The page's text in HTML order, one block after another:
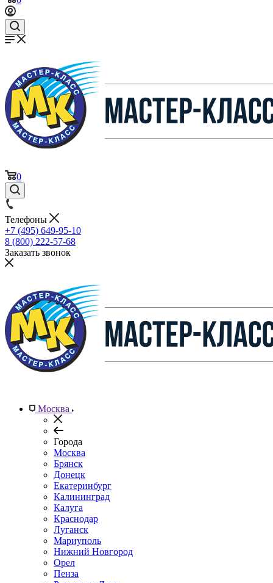
0
Телефоны
+7 (495) 649-95-10
8 (800) 222-57-68
Заказать звонок
Москва
Города
Москва
Брянск
Донецк
Екатеринбург
Калининград
Калуга
Краснодар
Луганск
Мариуполь
Нижний Новгород
Орел
Пенза